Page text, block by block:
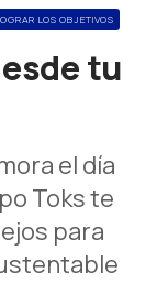
LOS OBJETIVOS
tu
el día
Toks te
para